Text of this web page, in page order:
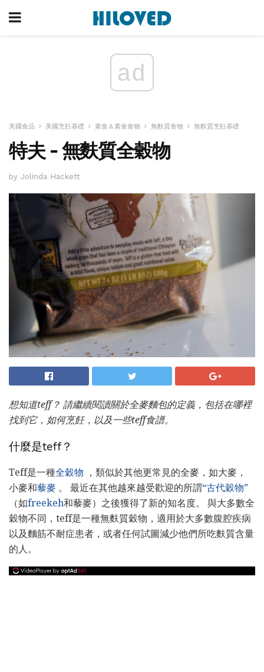
ad
美國食品 美國烹飪基礎 素食＆素食食物 無麩質食物 無麩質烹飪基礎
特夫 - 無麩質全穀物
by Jolinda Hackett
想知道teff？ 請繼續閱讀關於全麥麵包的定義，包括在哪裡
找到它，如何烹飪，以及一些teff食譜。
什麼是teff？
Teff是一種全穀物 ，類似於其他更常見的全麥，如大麥，
小麥和藜麥 。 最近在其他越來越受歡迎的所謂“古代穀物”
（如freekeh和藜麥）之後獲得了新的知名度。 與大多數全
穀物不同，teff是一種無麩質穀物，適用於大多數腹腔疾病
以及麵筋不耐症患者，或者任何試圖減少他們所吃麩質含量
的人。